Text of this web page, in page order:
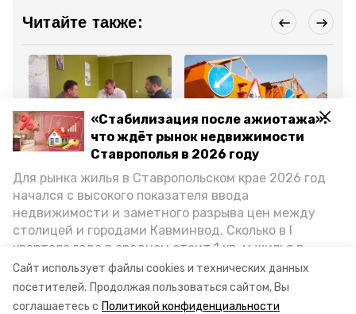
Сайт использует файлы cookies и технических данных
посетителей. Продолжая пользоваться сайтом, Вы
соглашаетесь с Политикой конфиденциальности
«Стабилизация после ажиотажа»:
что ждёт рынок недвижимости
Ставрополья в 2026 году
Для рынка жилья в Ставропольском крае 2026 год
начался с высокого показателя ввода
недвижимости и заметного разрыва цен между
столицей и городами Кавминвод. Сколько в I
квартале года в среднем стоит 1 кв. м жилья в
городах и округах региона, как изменился спрос на
первичку и вторичку, какова себестоимость
стройки собственного жилья в этом году и какие
Читайте также:
Общество
20 ноября 2024, 09:55
округа обсудил
энергоснабжение с
представителями сетей
Общество
19 ноября 2024, 10:07
улицах посёлка в
Предгорном округе
Все новости
деревья снег